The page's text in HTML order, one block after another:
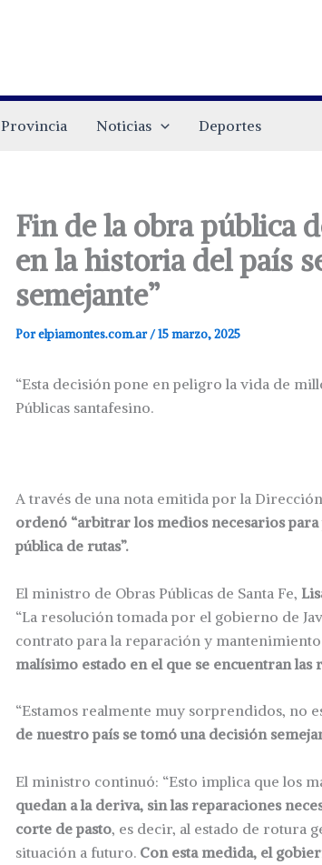
Provincia Noticias Deportes
Fin de la obra pública
en la historia del país
semejante”
Porelpiamontes.com.ar/15 marzo, 2025
“Esta decisión pone en peligro la vida de
Públicas santafesino.
A través de una nota emitida por la
ordenó “arbitrar los medios necesarios
pública de rutas”.
El ministro de Obras Públicas de Santa Fe,
“La resolución tomada por el gobierno de
contrato para la reparación y mantenimiento
malísimo estado en el que se encuentran las
“Estamos realmente muy sorprendidos, no
de nuestro país se tomó una decisión
El ministro continuó: “Esto implica que los
quedan a la deriva, sin las reparaciones
corte de pasto, es decir, al estado de rotura
situación a futuro. Con esta medida, el